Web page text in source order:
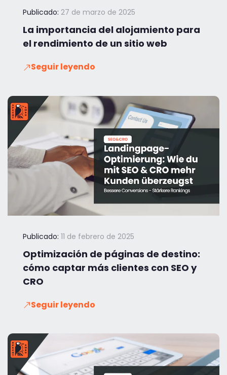
Publicado: 27 de marzo de 2025
La importancia del alojamiento para
el rendimiento de un sitio web
Seguir leyendo
Publicado: 11 de febrero de 2025
Optimización de páginas de destino:
cómo captar más clientes con SEO y
CRO
Seguir leyendo